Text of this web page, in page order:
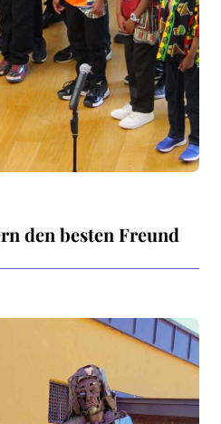
den besten Freund